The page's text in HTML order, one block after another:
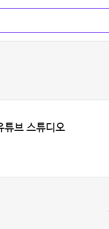
튜브 스튜디오